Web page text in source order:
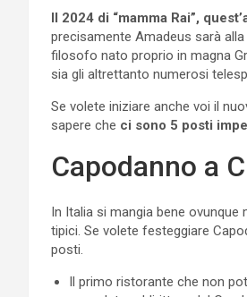
Il 2024 di “mamma Rai”,
precisamente Amadeus sarà alla
filosofo nato proprio in magna
sia gli altrettanto numerosi
Se volete iniziare anche voi il
sapere che ci sono 5 posti
Capodanno a
In Italia si mangia bene
tipici. Se volete festeggiare
posti.
Il primo ristorante che non